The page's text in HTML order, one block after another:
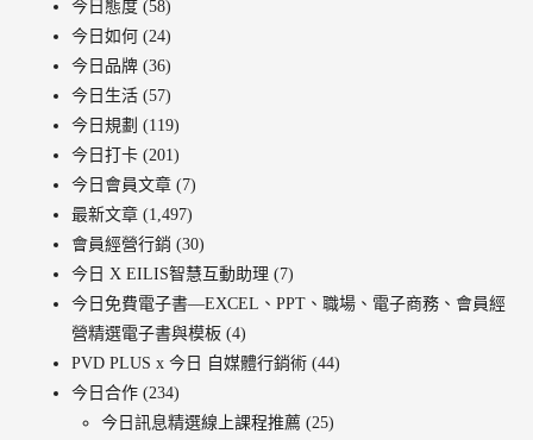
今日態度 (58)
今日如何 (24)
今日品牌 (36)
今日生活 (57)
今日規劃 (119)
今日打卡 (201)
今日會員文章 (7)
最新文章 (1,497)
會員經營行銷 (30)
今日 X EILIS智慧互動助理 (7)
今日免費電子書—EXCEL、PPT、職場、電子商務、會員經
營精選電子書與模板 (4)
PVD PLUS x 今日 自媒體行銷術 (44)
今日合作 (234)
今日訊息精選線上課程推薦 (25)